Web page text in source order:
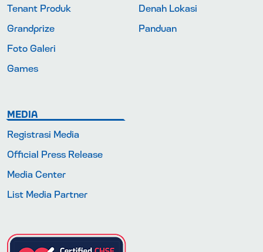
Tenant Produk
Grandprize
Foto Galeri
Games
Denah Lokasi
Panduan
MEDIA
Registrasi Media
Official Press Release
Media Center
List Media Partner